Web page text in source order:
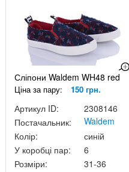
Сліпони Waldem WH48 red
Ціна за пару: 150 грн.
Артикул ID:
2308146
Постачальник:
Waldem
Колір:
синій
У коробці пар:
6
Розміри:
31-36